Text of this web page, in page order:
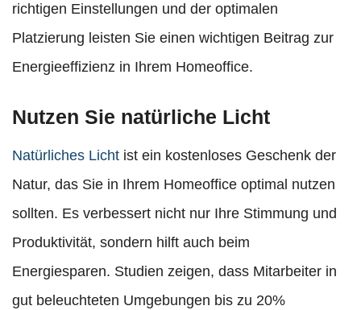
richtigen Einstellungen und der optimalen
Platzierung leisten Sie einen wichtigen Beitrag zur
Energieeffizienz in Ihrem Homeoffice.
Nutzen Sie natürliche Licht
Natürliches Licht ist ein kostenloses Geschenk der
Natur, das Sie in Ihrem Homeoffice optimal nutzen
sollten. Es verbessert nicht nur Ihre Stimmung und
Produktivität, sondern hilft auch beim
Energiesparen. Studien zeigen, dass Mitarbeiter in
gut beleuchteten Umgebungen bis zu 20%